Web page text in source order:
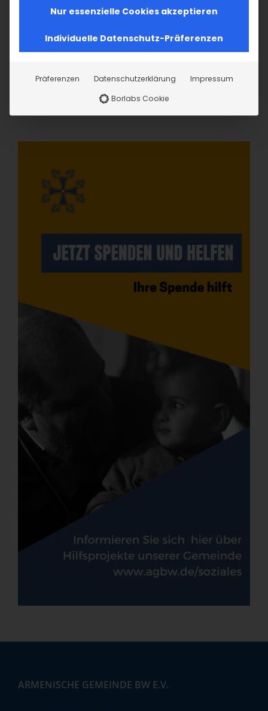
ARMENISCHE GEMEINDE BW E.V.
Nur essenzielle Cookies akzeptieren
Individuelle Datenschutz-Präferenzen
Präferenzen Datenschutzerklärung
Impressum
Borlabs Cookie